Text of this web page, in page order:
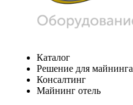
Каталог
Решение для майнинга
Консалтинг
Майнинг отель